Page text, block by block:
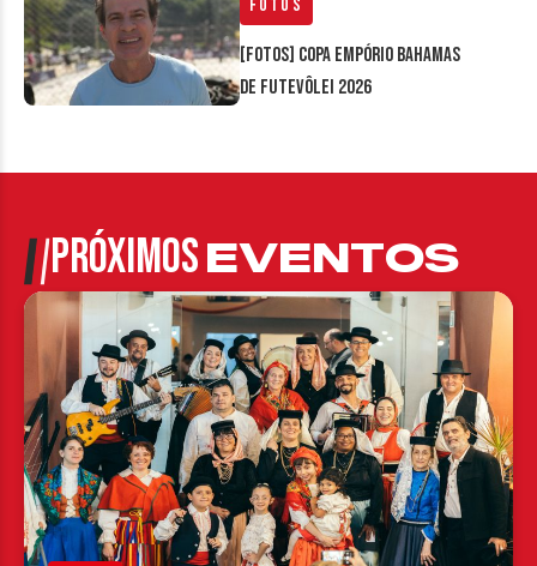
Fotos
[FOTOS] Copa Empório Bahamas
de Futevôlei 2026
PRÓXIMOSEVENTOS